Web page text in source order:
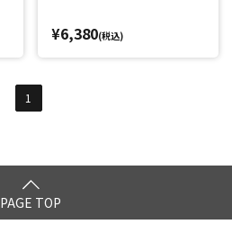
¥6,380(税込)
1
PAGE TOP